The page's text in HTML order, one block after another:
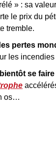
» : sa
le prix du
tremble.
pertes
les
se
os…